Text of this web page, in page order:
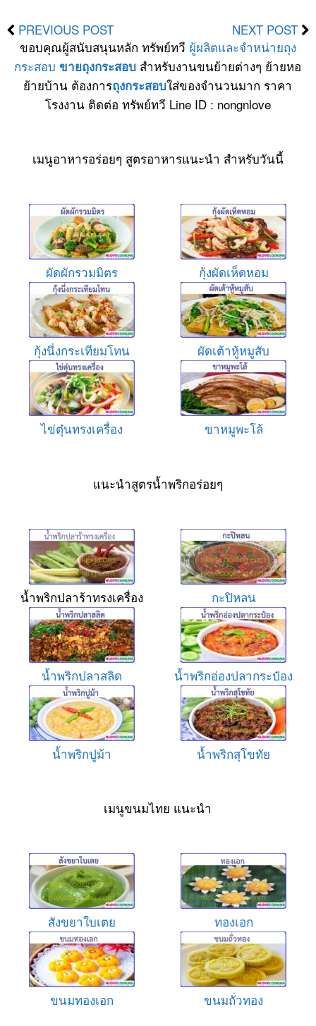
PREVIOUS POST
NEXT POST
ขอบคุณผู้สนับสนุนหลัก ทรัพย์ทวี ผู้ผลิตและจำหน่ายถุง
กระสอบ ขายถุงกระสอบ สำหรับงานขนย้ายต่างๆ ย้ายหอ
ย้ายบ้าน ต้องการถุงกระสอบใส่ของจำนวนมาก ราคา
โรงงาน ติดต่อ ทรัพย์ทวี Line ID : nongnlove
เมนูอาหารอร่อยๆ สูตรอาหารแนะนำ สำหรับวันนี้
ผัดผักรวมมิตร กุ้งผัดเห็ดหอม
กุ้งนึ่งกระเทียมโทน ผัดเต้าหู้หมูสับ
ไข่ตุ๋นทรงเครื่อง ขาหมูพะโล้
แนะนำสูตรน้ำพริกอร่อยๆ
น้ำพริกปลาร้าทรงเครื่อง กะปิหลน
น้ำพริกปลาสลิด น้ำพริกอ่องปลากระป๋อง
น้ำพริกปูม้า น้ำพริกสุโขทัย
เมนูขนมไทย แนะนำ
สังขยาใบเตย ทองเอก
ขนมทองเอก ขนมถั่วทอง